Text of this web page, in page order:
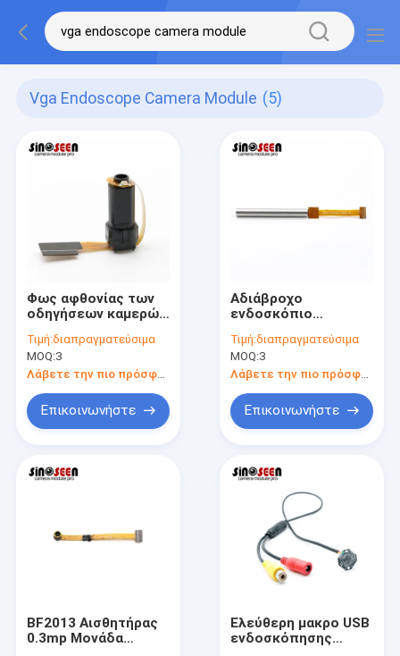
Vga Endoscope Camera Module (5)
Φως αφθονίας των
οδηγήσεων καμερών
μικροϋπολογιστών
VGA MIPI ενότητα 2
για να καθαρίσει το
όργανο
Τιμή:διαπραγματεύσιμα
MOQ:3
Λάβετε την πιο πρόσφατη τιμή
Επικοινωνήστε
Αδιάβροχο
ενδοσκόπιο
σωλήνων 0.3MP DVP
χάλυβα με 6 LEDs
Τιμή:διαπραγματεύσιμα
MOQ:3
Επικοινωνήστε
BF2013 Αισθητήρας
0.3mp Μονάδα
Ελεύθερη μακρο USB
ενδοσκόπησης